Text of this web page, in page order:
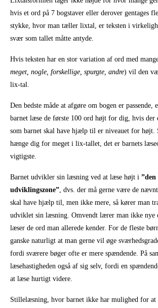
hvis et ord på 7 bogstaver eller derover gentages
stykke, hvor man tæller lixtal, er teksten i
svær som tallet måtte antyde.
Hvis teksten har en stor variation af ord med
meget, nogle, forskellige, spurgte, andre) vil den
lix-tal.
Den bedste måde at afgøre om bogen er passende,
barnet læse de første 100 ord højt for dig, hvis der
som barnet skal have hjælp til er niveauet for højt.
hænge dig for meget i lix-tallet, det er barnets
vigtigste.
Barnet udvikler sin læsning ved at læse højt i
udviklingszone”, dvs. der må gerne være de
skal have hjælp til, men ikke mere, så kører man
udviklet sin læsning. Omvendt lærer man ikke nye
læser de ord man allerede kender. For de fleste
ganske naturligt at man gerne vil øge
fordi sværere bøger ofte er mere spændende. På
læsehastigheden også af sig selv, fordi en
at læse hurtigt videre.
Stillelæsning, hvor barnet ikke har mulighed for